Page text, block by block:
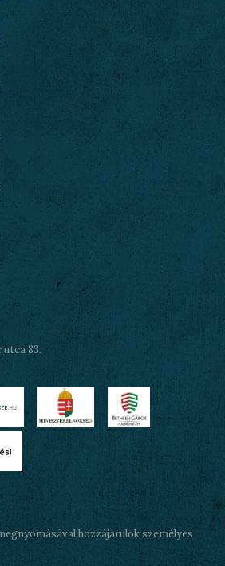
utca 83.
hozzájárulok személyes